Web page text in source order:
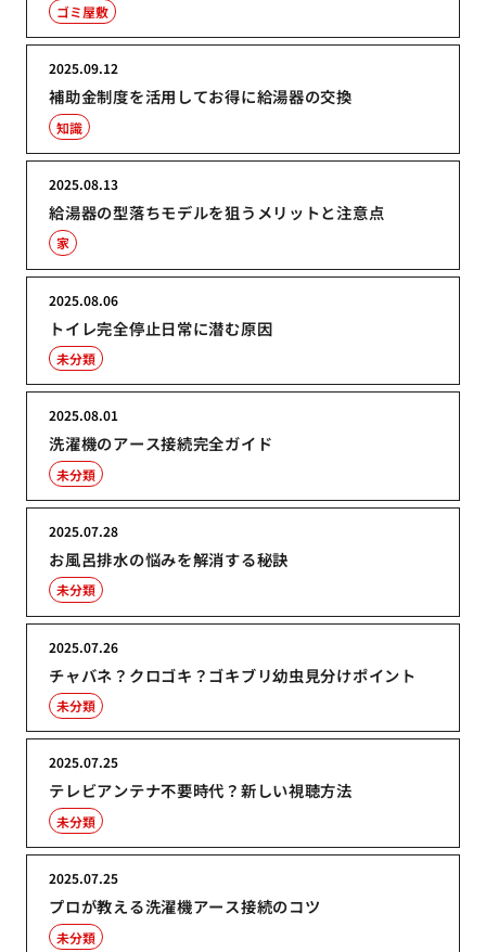
ゴミ屋敷
補助金制度を活用してお得に給湯器の交換
2025.09.12
知識
給湯器の型落ちモデルを狙うメリットと注意点
2025.08.13
家
トイレ完全停止日常に潜む原因
2025.08.06
未分類
洗濯機のアース接続完全ガイド
2025.08.01
未分類
お風呂排水の悩みを解消する秘訣
2025.07.28
未分類
チャバネ？クロゴキ？ゴキブリ幼虫見分けポイント
2025.07.26
未分類
テレビアンテナ不要時代？新しい視聴方法
2025.07.25
未分類
プロが教える洗濯機アース接続のコツ
2025.07.25
未分類